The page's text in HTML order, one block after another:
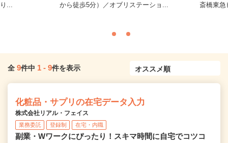
...
から徒歩5分）／オブリステーショ...
斎橋東急
全 9件中 1 - 9件を表示
化粧品・サプリの在宅データ入力
株式会社リアル・フェイス
業務委託 登録制 在宅・内職
副業・Wワークにぴったり！スキマ時間に自宅でコツコ